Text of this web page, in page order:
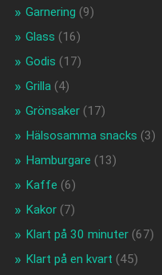
Garnering (9)
Glass (16)
Godis (17)
Grilla(4)
Grönsaker(17)
Hälsosamma snacks (3)
Hamburgare (13)
Kaffe (6)
Kakor(7)
Klart på 30 minuter(67)
Klart på en kvart (45)